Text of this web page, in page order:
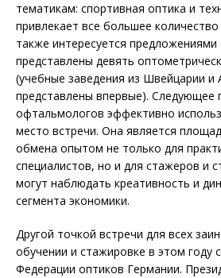
тематикам: спортивная оптика и
привлекает все большее
также интересуется
представлены девять
(учебные заведения из Швейцарии и
представлены впервые). Следующее
офтальмологов эффективно
место встречи. Она является
обмена опытом не только для
специалистов, но и для стажеров и
могут наблюдать креативность и
сегмента экономики.
Другой точкой встречи для всех
обучении и стажировке в этом году
Федерации оптиков Германии.